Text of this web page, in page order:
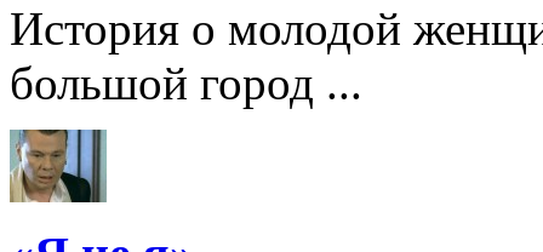
История о молодой
большой город ...